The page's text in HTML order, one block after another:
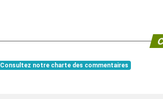
Consultez notre charte des commentaires